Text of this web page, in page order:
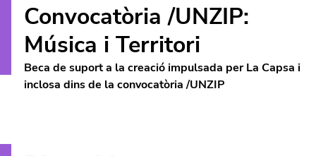
Convocatòria /UNZIP:
Música i Territori
Beca de suport a la creació impulsada per La Capsa i
inclosa dins de la convocatòria /UNZIP